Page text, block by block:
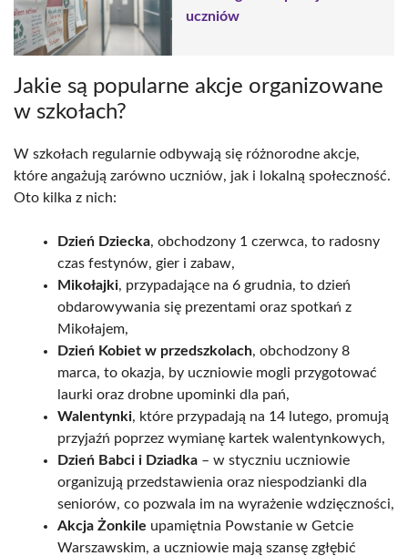
uczniów
Jakie są popularne akcje organizowane
w szkołach?
W szkołach regularnie odbywają się różnorodne akcje,
które angażują zarówno uczniów, jak i lokalną społeczność.
Oto kilka z nich:
Dzień Dziecka, obchodzony 1 czerwca, to radosny
czas festynów, gier i zabaw,
Mikołajki, przypadające na 6 grudnia, to dzień
obdarowywania się prezentami oraz spotkań z
Mikołajem,
Dzień Kobiet w przedszkolach, obchodzony 8
marca, to okazja, by uczniowie mogli przygotować
laurki oraz drobne upominki dla pań,
Walentynki, które przypadają na 14 lutego, promują
przyjaźń poprzez wymianę kartek walentynkowych,
Dzień Babci i Dziadka – w styczniu uczniowie
organizują przedstawienia oraz niespodzianki dla
seniorów, co pozwala im na wyrażenie wdzięczności,
Akcja Żonkile upamiętnia Powstanie w Getcie
Warszawskim, a uczniowie mają szansę zgłębić